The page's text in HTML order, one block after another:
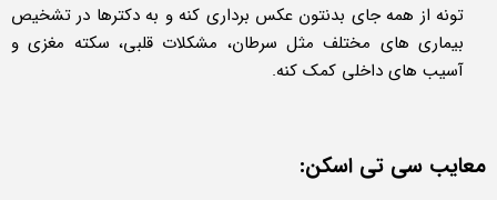
تونه از همه جای بدنتون عکس برداری کنه و به دکترها در تشخیص
بیماری های مختلف مثل سرطان، مشکلات قلبی، سکته مغزی و
آسیب های داخلی کمک کنه.
معایب سی تی اسکن: